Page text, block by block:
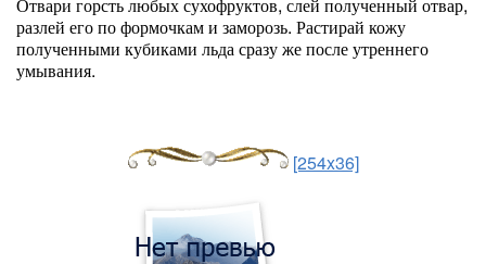
разлей его по формочкам и заморозь. Растирай кожу
полученными кубиками льда сразу же после утреннего
умывания.
[254x36]